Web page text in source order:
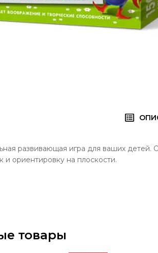
развивающая игра для ваших
и ориентировку на плоскости.
товары